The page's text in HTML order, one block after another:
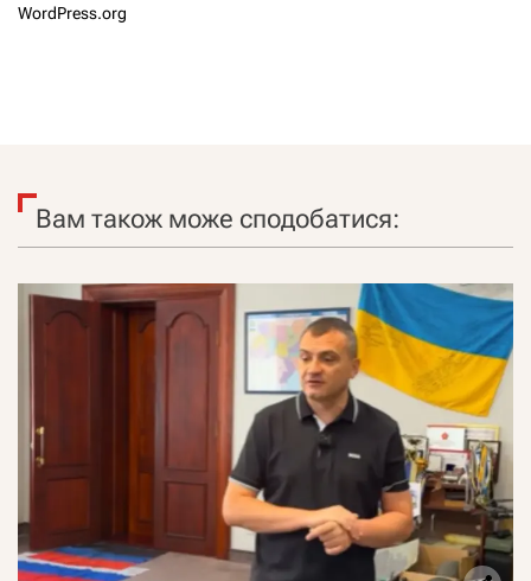
WordPress.org
Вам також може сподобатися: